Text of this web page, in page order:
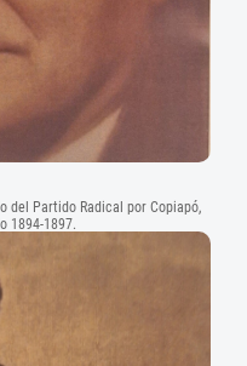
del Partido Radical por Copiapó,
1894-1897.